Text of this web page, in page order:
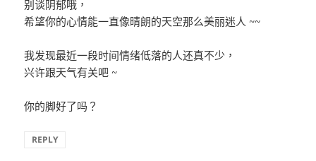
别谈阴郁哦，
希望你的心情能一直像晴朗的天空那么美丽迷人 ~~
我发现最近一段时间情绪低落的人还真不少，
兴许跟天气有关吧 ~
你的脚好了吗？
REPLY